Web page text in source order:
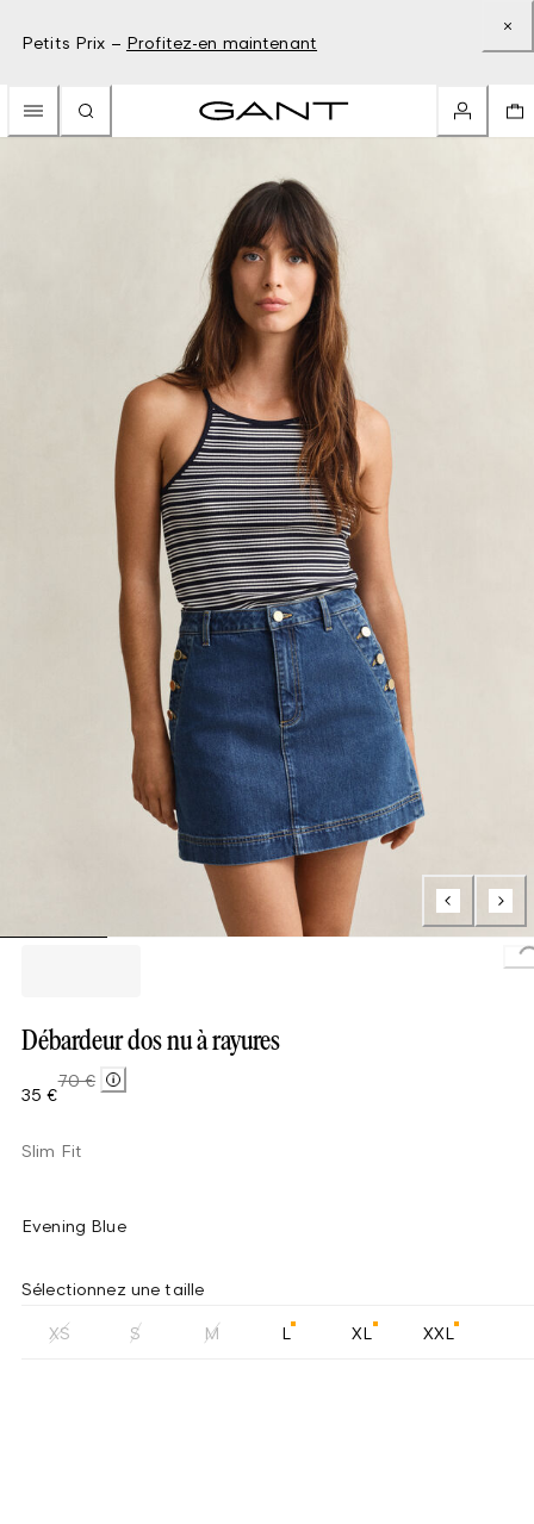
Petits Prix – Profitez-en maintenant
Débardeur dos nu à rayures
35 €
70 €
Slim Fit
Evening Blue
Sélectionnez une taille
XS S M L XL XXL